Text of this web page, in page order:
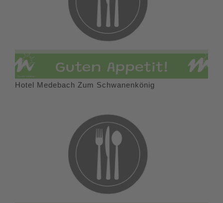
Hotel Medebach Zum Schwanenkönig